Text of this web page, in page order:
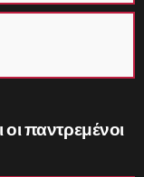
παντρεμένοι